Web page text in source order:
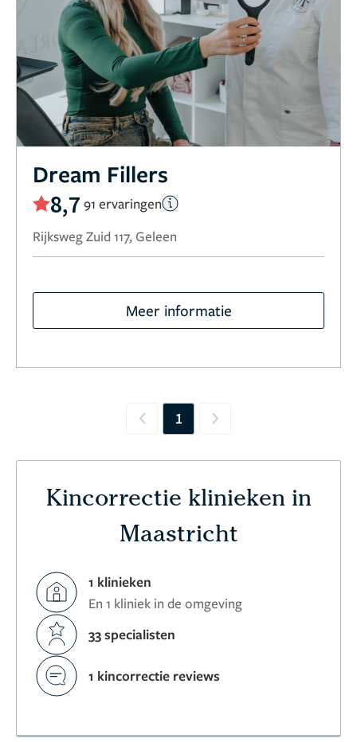
Dream Fillers
8,7 91 ervaringen
Rijksweg Zuid 117, Geleen
Meer informatie
Previous
1 Next
Kincorrectie klinieken in
Maastricht
1 klinieken
En 1 kliniek in de omgeving
33 specialisten
1 kincorrectie reviews